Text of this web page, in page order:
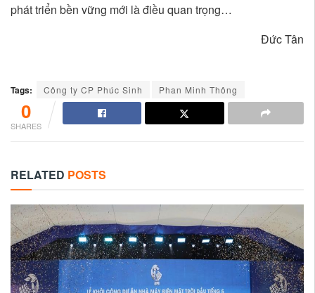
phát triển bền vững mới là điều quan trọng…
Đức Tân
Tags: Công ty CP Phúc Sinh Phan Minh Thông
0
SHARES
RELATED POSTS